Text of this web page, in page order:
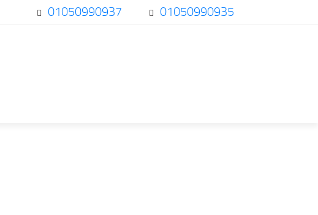
01050990937 01050990935